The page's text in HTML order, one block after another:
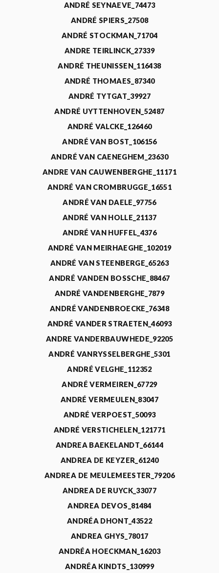
ANDRÉ SEYNAEVE_74473
ANDRÉ SPIERS_27508
ANDRÉ STOCKMAN_71704
ANDRE TEIRLINCK_27339
ANDRÉ THEUNISSEN_116438
ANDRÉ THOMAES_87340
ANDRÉ TYTGAT_39927
ANDRÉ UYTTENHOVEN_52487
ANDRÉ VALCKE_126460
ANDRÉ VAN BOST_106156
ANDRÉ VAN CAENEGHEM_23630
ANDRE VAN CAUWENBERGHE_11171
ANDRÉ VAN CROMBRUGGE_16551
ANDRÉ VAN DAELE_97756
ANDRÉ VAN HOLLE_21137
ANDRÉ VAN HUFFEL_4376
ANDRÉ VAN MEIRHAEGHE_102019
ANDRÉ VAN STEENBERGE_65263
ANDRÉ VANDEN BOSSCHE_88467
ANDRÉ VANDENBERGHE_7879
ANDRÉ VANDENBROECKE_76348
ANDRÉ VANDER STRAETEN_46093
ANDRE VANDERBAUWHEDE_92205
ANDRÉ VANRYSSELBERGHE_5301
ANDRÉ VELGHE_112352
ANDRÉ VERMEIREN_67729
ANDRÉ VERMEULEN_83047
ANDRÉ VERPOEST_50093
ANDRÉ VERSTICHELEN_121771
ANDREA BAEKELANDT_66144
ANDREA DE KEYZER_61240
ANDREA DE MEULEMEESTER_79206
ANDREA DE RUYCK_33077
ANDREA DEVOS_81484
ANDRÉA DHONT_43522
ANDREA GHYS_78017
ANDRÉA HOECKMAN_16203
ANDRÉA KINDTS_130999